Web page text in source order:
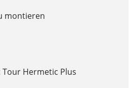
montieren
Hermetic Plus